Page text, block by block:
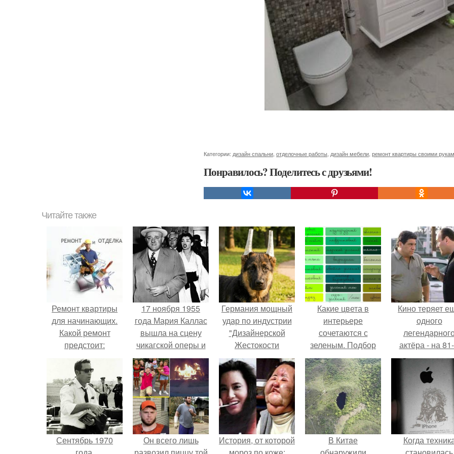
Категории: дизайн спальни отделочные работы дизайн мебели ремонт квартиры своими
Понравилось? Поделитесь с друзьями!
Читайте также
Ремонт квартиры
для начинающих.
Какой ремонт
предстоит:
косметический или
капитальный
17 ноября 1955
года Мария Каллас
вышла на сцену
чикагской оперы и
сорвала овации.
Германия мощный
удар по индустрии
"Дизайнерской
Жестокости
нанесла".
Какие цвета в
интерьере
сочетаются с
зеленым. Подбор
оттенка в
зависимости от
стиля помещения
Кино теряет
одного
актёра - на
году жизни не
Винсента
Сентябрь 1970
Он всего лишь
История, от которой
В Китaе
Когда